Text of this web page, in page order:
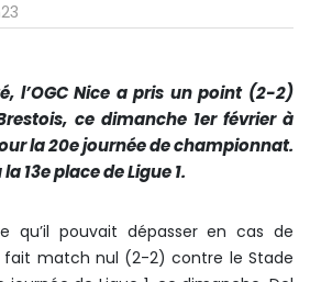
l’OGC Nice a pris un point (2-2)
ce dimanche 1er février à
la 20e journée de championnat.
13e place de Ligue 1.
qu’il pouvait dépasser en cas de
fait match nul (2-2) contre le Stade